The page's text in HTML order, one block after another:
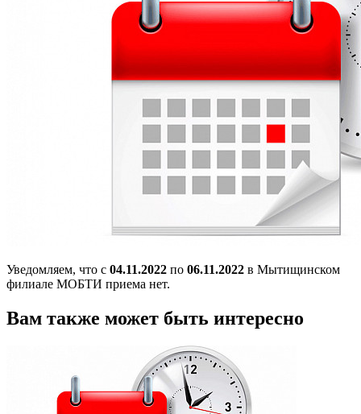
Уведомляем, что с 04.11.2022 по 06.11.2022 в Мытищинском
филиале МОБТИ приема нет.
Вам также может быть интересно